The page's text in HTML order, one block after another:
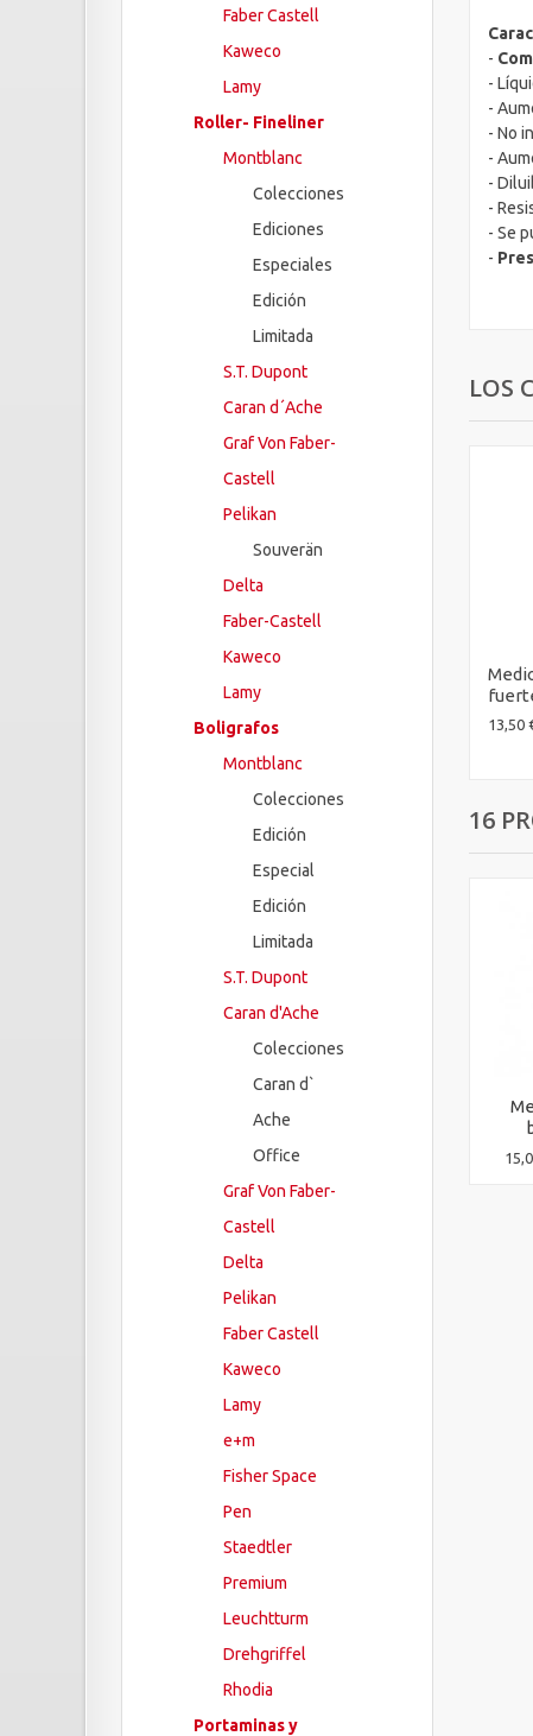
Faber Castell
Kaweco
Lamy
Roller- Fineliner
Montblanc
Colecciones
Ediciones
Especiales
Edición
Limitada
S.T. Dupont
Caran d´Ache
Graf Von Faber-
Castell
Pelikan
Souverän
Delta
Faber-Castell
Kaweco
Lamy
Boligrafos
Montblanc
Colecciones
Edición
Especial
Edición
Limitada
S.T. Dupont
Caran d'Ache
Colecciones
Caran d`
Ache
Office
Graf Von Faber-
Castell
Delta
Pelikan
Faber Castell
Kaweco
Lamy
e+m
Fisher Space
Pen
Staedtler
Premium
Leuchtturm
Drehgriffel
Rhodia
Portaminas y
-
-
-
- No
-
-
-
- Se
-
LOS
13,50
16